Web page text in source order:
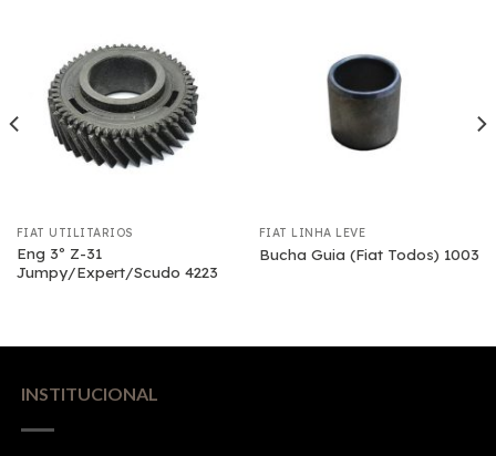
FIAT UTILITÁRIOS
Eng 3º Z-31
Jumpy/Expert/Scudo 4223
FIAT LINHA LEVE
Bucha Guia (Fiat Todos) 1003
INSTITUCIONAL